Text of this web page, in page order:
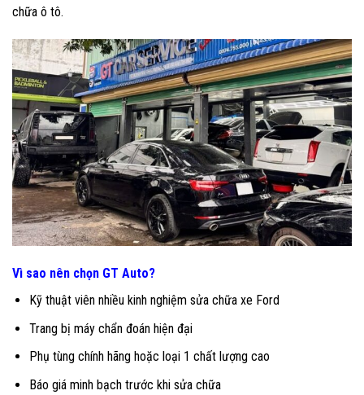
chữa ô tô.
Vì sao nên chọn GT Auto?
Kỹ thuật viên nhiều kinh nghiệm sửa chữa xe Ford
Trang bị máy chẩn đoán hiện đại
Phụ tùng chính hãng hoặc loại 1 chất lượng cao
Báo giá minh bạch trước khi sửa chữa